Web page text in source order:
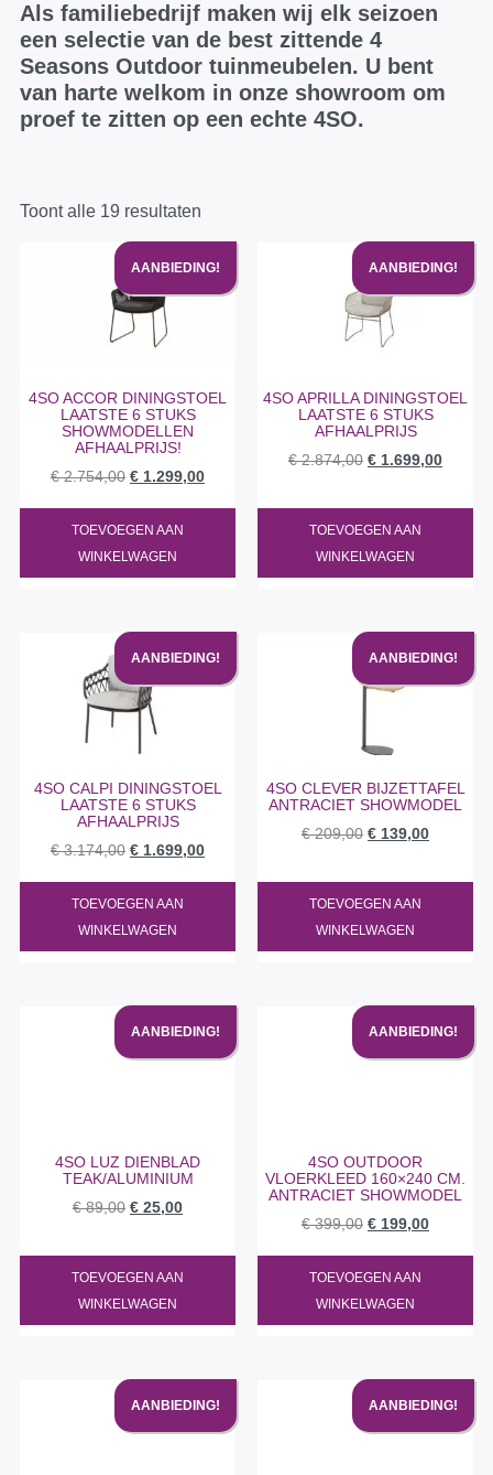
Als familiebedrijf maken wij elk seizoen
een selectie van de best zittende 4
Seasons Outdoor tuinmeubelen. U bent
van harte welkom in onze showroom om
proef te zitten op een echte 4SO.
Toont alle 19 resultaten
AANBIEDING!
4SO ACCOR DININGSTOEL
LAATSTE 6 STUKS
SHOWMODELLEN
AFHAALPRIJS!
€2.754,00 € 1.299,00
TOEVOEGEN AAN
WINKELWAGEN
AANBIEDING!
4SO APRILLA DININGSTOEL
LAATSTE 6 STUKS
AFHAALPRIJS
€2.874,00 € 1.699,00
TOEVOEGEN AAN
WINKELWAGEN
AANBIEDING!
4SO CALPI DININGSTOEL
LAATSTE 6 STUKS
AFHAALPRIJS
€3.174,00 € 1.699,00
TOEVOEGEN AAN
WINKELWAGEN
AANBIEDING!
4SO CLEVER BIJZETTAFEL
ANTRACIET SHOWMODEL
€209,00 € 139,00
TOEVOEGEN AAN
WINKELWAGEN
AANBIEDING!
4SO LUZ DIENBLAD
TEAK/ALUMINIUM
€89,00 € 25,00
TOEVOEGEN AAN
WINKELWAGEN
AANBIEDING!
4SO OUTDOOR
VLOERKLEED 160×240 CM.
ANTRACIET SHOWMODEL
€399,00 € 199,00
TOEVOEGEN AAN
WINKELWAGEN
AANBIEDING! AANBIEDING!